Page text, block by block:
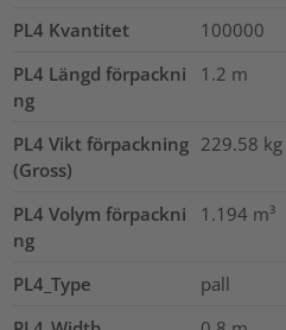
PL4 Kvantitet
100000
PL4 Längd förpackni
ng
1.2 m
PL4 Vikt förpackning
(Gross)
229.58 kg
PL4 Volym förpackni
ng
1.194 m³
PL4_Type
pall